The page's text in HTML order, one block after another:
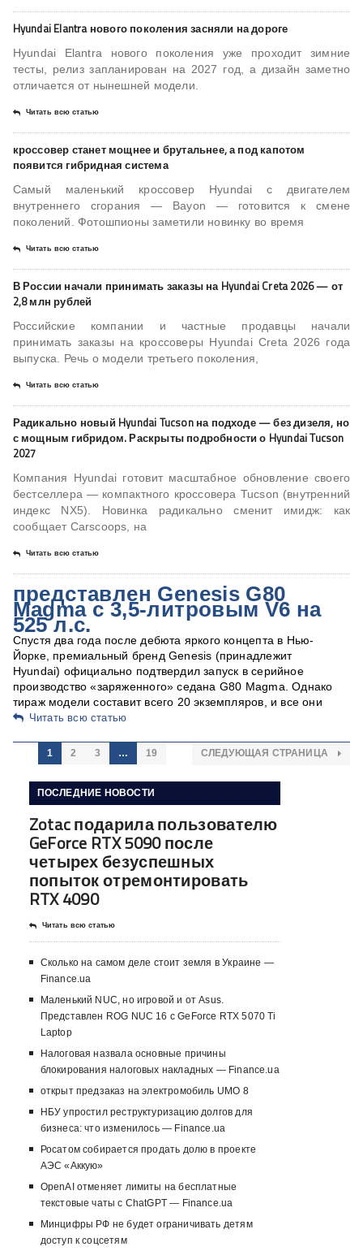
Hyundai Elantra нового поколения засняли на дороге
Hyundai Elantra нового поколения уже проходит зимние
тесты, релиз запланирован на 2027 год, а дизайн заметно
отличается от нынешней модели.
Читать всю статью
кроссовер станет мощнее и брутальнее, а под капотом
появится гибридная система
Самый маленький кроссовер Hyundai с двигателем
внутреннего сгорания — Bayon — готовится к смене
поколений. Фотошпионы заметили новинку во время
Читать всю статью
В России начали принимать заказы на Hyundai Creta 2026 — от
2,8 млн рублей
Российские компании и частные продавцы начали
принимать заказы на кроссоверы Hyundai Creta 2026 года
выпуска. Речь о модели третьего поколения,
Читать всю статью
Радикально новый Hyundai Tucson на подходе — без дизеля, но
с мощным гибридом. Раскрыты подробности о Hyundai Tucson
2027
Компания Hyundai готовит масштабное обновление своего
бестселлера — компактного кроссовера Tucson (внутренний
индекс NX5). Новинка радикально сменит имидж: как
сообщает Carscoops, на
Читать всю статью
представлен Genesis G80
Magma с 3,5-литровым V6 на
525 л.с.
Спустя два года после дебюта яркого концепта в Нью-
Йорке, премиальный бренд Genesis (принадлежит
Hyundai) официально подтвердил запуск в серийное
производство «заряженного» седана G80 Magma. Однако
тираж модели составит всего 20 экземпляров, и все они
Читать всю статью
1 2 3 … 19 СЛЕДУЮЩАЯ СТРАНИЦА
ПОСЛЕДНИЕ НОВОСТИ
Zotac подарила пользователю
GeForce RTX 5090 после
четырех безуспешных
попыток отремонтировать
RTX 4090
Читать всю статью
Сколько на самом деле стоит земля в Украине —
Finance.ua
Маленький NUC, но игровой и от Asus.
Представлен ROG NUC 16 с GeForce RTX 5070 Ti
Laptop
Налоговая назвала основные причины
блокирования налоговых накладных — Finance.ua
открыт предзаказ на электромобиль UMO 8
НБУ упростил реструктуризацию долгов для
бизнеса: что изменилось — Finance.ua
Росатом собирается продать долю в проекте
АЭС «Аккую»
OpenAI отменяет лимиты на бесплатные
текстовые чаты с ChatGPT — Finance.ua
Минцифры РФ не будет ограничивать детям
доступ к соцсетям